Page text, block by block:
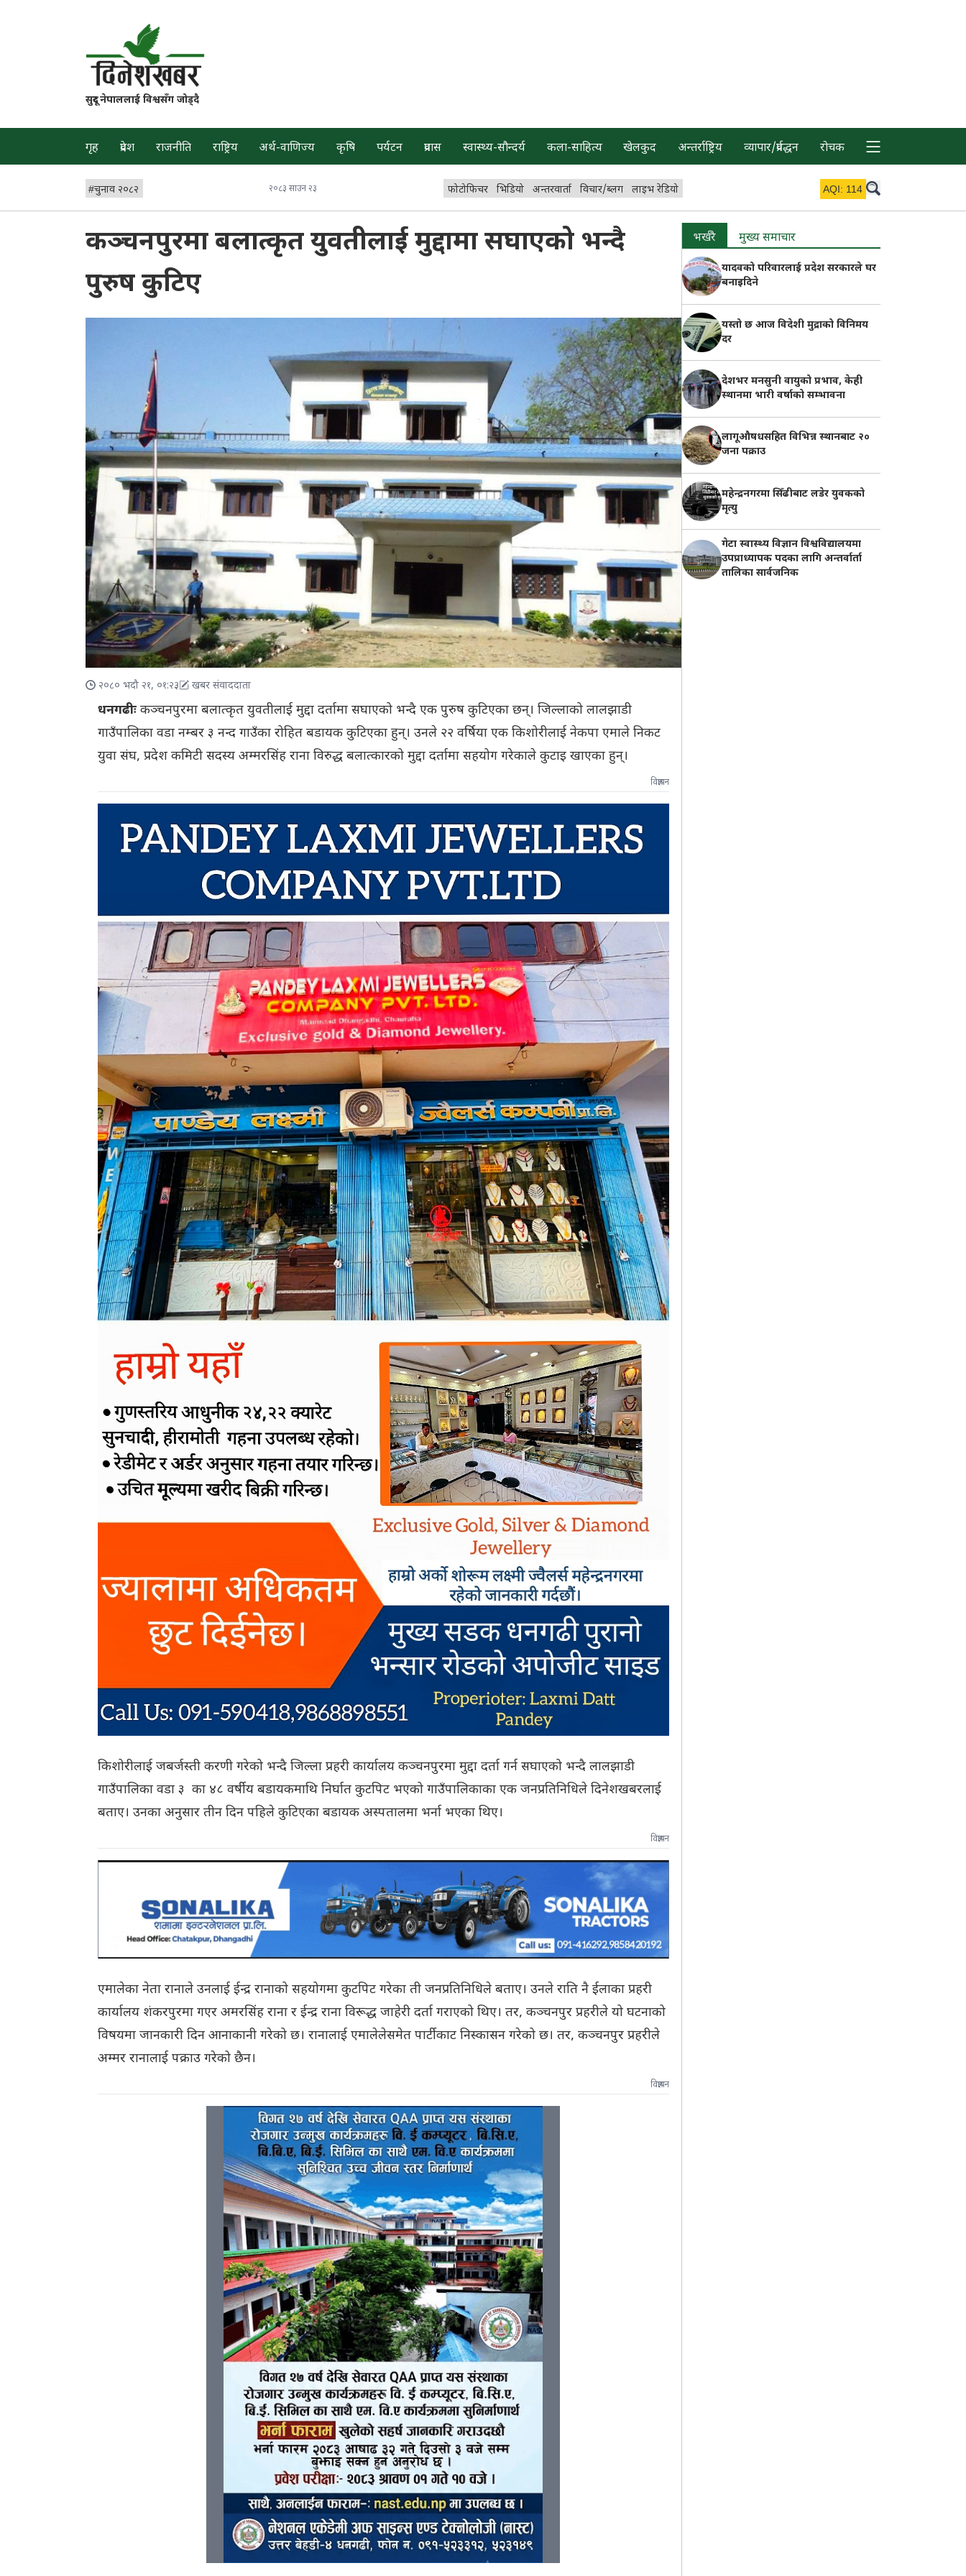
सुदूर नेपाललाई विश्वसँग जोड्दै
गृह प्रदेश राजनीति राष्ट्रिय अर्थ-वाणिज्य कृषि पर्यटन प्रवास स्वास्थ्य-सौन्दर्य कला-साहित्य खेलकुद अन्तर्राष्ट्रिय व्यापार/प्रर्वद्धन रोचक
#चुनाव २०८२ २०८३ साउन २३ फोटोफिचर भिडियो अन्तरवार्ता विचार/ब्लग लाइभ रेडियो AQI: 114
कञ्चनपुरमा बलात्कृत युवतीलाई मुद्दामा सघाएको भन्दै
पुरुष कुटिए
२०८० भदौ २१, ०१:२३ खबर संवाददाता
धनगढीःकञ्चनपुरमा बलात्कृत युवतीलाई मुद्दा दर्तामा सघाएको भन्दै एक पुरुष कुटिएका छन्। जिल्लाको लालझाडी
गाउँपालिका वडा नम्बर ३ नन्द गाउँका रोहित बडायक कुटिएका हुन्। उनले २२ वर्षिया एक किशोरीलाई नेकपा एमाले निकट
युवा संघ, प्रदेश कमिटी सदस्य अम्मरसिंह राना विरुद्ध बलात्कारको मुद्दा दर्तामा सहयोग गरेकाले कुटाइ खाएका हुन्।
विज्ञापन
किशोरीलाई जबर्जस्ती करणी गरेको भन्दै जिल्ला प्रहरी कार्यालय कञ्चनपुरमा मुद्दा दर्ता गर्न सघाएको भन्दै लालझाडी
गाउँपालिका वडा ३ का ४८ वर्षीय बडायकमाथि निर्घात कुटपिट भएको गाउँपालिकाका एक जनप्रतिनिधिले दिनेशखबरलाई
बताए। उनका अनुसार तीन दिन पहिले कुटिएका बडायक अस्पतालमा भर्ना भएका थिए।
विज्ञापन
एमालेका नेता रानाले उनलाई ईन्द्र रानाको सहयोगमा कुटपिट गरेका ती जनप्रतिनिधिले बताए। उनले राति नै ईलाका प्रहरी
कार्यालय शंकरपुरमा गएर अमरसिंह राना र ईन्द्र राना विरूद्ध जाहेरी दर्ता गराएको थिए। तर, कञ्चनपुर प्रहरीले यो घटनाको
विषयमा जानकारी दिन आनाकानी गरेको छ। रानालाई एमालेलेसमेत पार्टीकाट निस्कासन गरेको छ। तर, कञ्चनपुर प्रहरीले
अम्मर रानालाई पक्राउ गरेको छैन।
विज्ञापन
भर्खरै मुख्य समाचार
यादवको परिवारलाई प्रदेश सरकारले घर
बनाइदिने
यस्तो छ आज विदेशी मुद्राको विनिमय
दर
देशभर मनसुनी वायुको प्रभाव, केही
स्थानमा भारी वर्षाको सम्भावना
लागूऔषधसहित विभिन्न स्थानबाट २०
जना पक्राउ
महेन्द्रनगरमा सिँढीबाट लडेर युवकको
मृत्यु
गेटा स्वास्थ्य विज्ञान विश्वविद्यालयमा
उपप्राध्यापक पदका लागि अन्तर्वार्ता
तालिका सार्वजनिक